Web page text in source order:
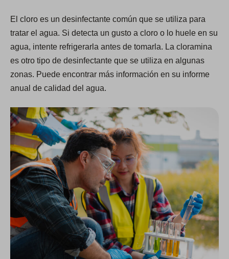
El cloro es un desinfectante común que se utiliza para
tratar el agua. Si detecta un gusto a cloro o lo huele en su
agua, intente refrigerarla antes de tomarla. La cloramina
es otro tipo de desinfectante que se utiliza en algunas
zonas. Puede encontrar más información en su informe
anual de calidad del agua.